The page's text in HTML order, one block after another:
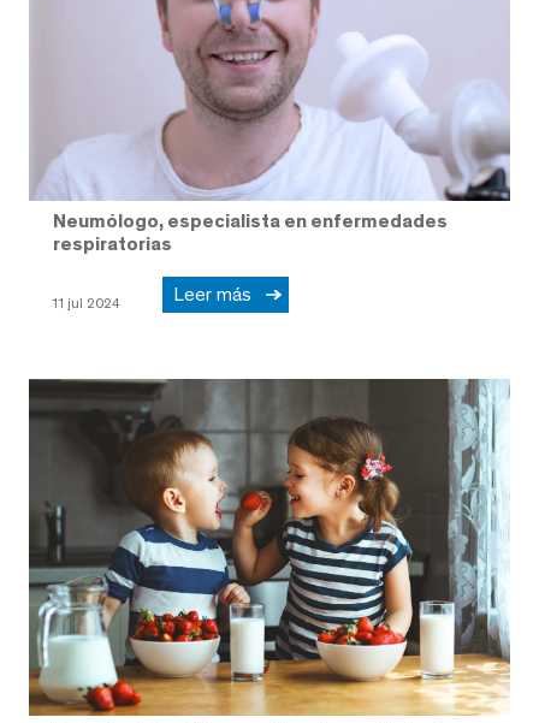
Neumólogo, especialista en enfermedades
respiratorias
11 jul 2024 Leer más